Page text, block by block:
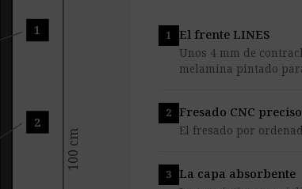
1
2
100 cm
El frente LINES
Unos 4 mm de
melamina pintado
Fresado CNC preciso
El fresado por
La capa absorbente